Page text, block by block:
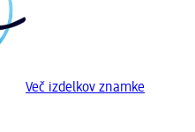
Več izdelkov znamke